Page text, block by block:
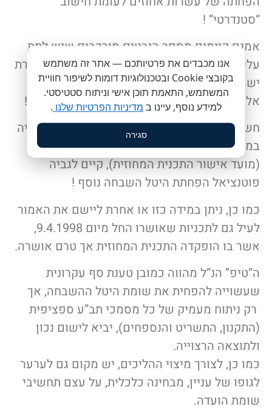
“סטנדרטי” !
אמנם קיימים מספר היבטים מורכבים שיש לתת
עליהם את הדעת בעת ביצוע תחשיבי שווי במסגרת
ישום טענה זו, אך מנסיוננו בפועל במקרים מעין
אלה, התנהלות מושכלת תביא לתוצאות הרצויות !
חשוב לזכור, כל תב”ע לשינוי יעוד מחקלאות לבניה
במחוז המרכז, שאושרה לאחר יום 12.11.2003
(מועד אישור התכנית המחוזית), קיים לגביה
פוטנציאל הפחתת היטל השבחה נוסף !
כמו כן, ניתן במידה כזו או אחרת ליישם את האמור
לעיל גם לתכניות שאושרו החל מיום 9.4.1998,
אשר בו הופקדה התכנית המחוזית אך טרם אושרה.
ה”טיפ” הנ”ל מהווה כמובן טענת סף עקרונית
שעשוייה להפחית את שומת היטל ההשבחה, אך
רק ניתוח מעמיק של כל מסמכי תב”ע ספציפית
(התקנון, התשריט והנספחים), יביא לישום נכון
ולתוצאה הרצוייה.
כמו כן, לצורך מיצוי ההליכים, יש מקום גם לערער
לגופו של עניין, מבחינה כלכלית, על עצם תחשיבי
שומת הועדה.
אנו מכבדים את פרטיותכם — אתר זה משתמש
בקובצי Cookie ובטכנולוגיות דומות לשיפור חוויית
המשתמש, התאמת תוכן אישי וניתוח סטטיסטי.
למידע נוסף, עיינו ב מדיניות הפרטיות שלנו .
סגירה